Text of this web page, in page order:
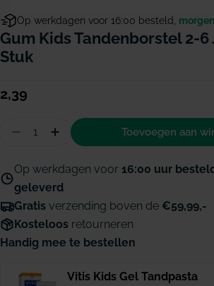
Op werkdagen voor 16:00 besteld,
Gum Kids Tandenborstel 2-6
Stuk
Normale
2,39
Hoeveelheid
Aantal verminderen voor GUM
Hoeveelheid verhogen
Toevoegen aan
Op werkdagen voor 16:00 uur
geleverd
Gratis verzending boven de €59,99,-
Kosteloos retourneren
Handig mee te bestellen
Vitis Kids Gel Tandpasta